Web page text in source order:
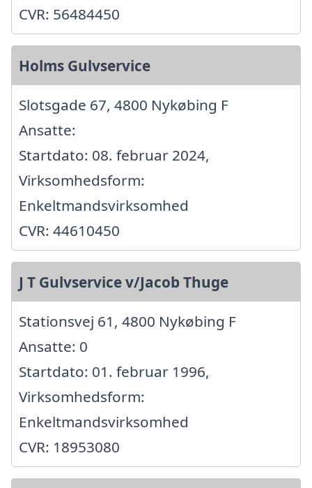
CVR: 56484450
Holms Gulvservice
Slotsgade 67, 4800 Nykøbing F
Ansatte:
Startdato: 08. februar 2024,
Virksomhedsform:
Enkeltmandsvirksomhed
CVR: 44610450
J T Gulvservice v/Jacob Thuge
Stationsvej 61, 4800 Nykøbing F
Ansatte: 0
Startdato: 01. februar 1996,
Virksomhedsform:
Enkeltmandsvirksomhed
CVR: 18953080